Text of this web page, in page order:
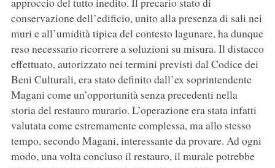
conservazione dell’edificio, unito alla presenza di sali nei
muri e all’umidità tipica del contesto lagunare, ha dunque
reso necessario ricorrere a soluzioni su misura. Il distacco
effettuato, autorizzato nei termini previsti dal Codice dei
Beni Culturali, era stato definito dall’ex soprintendente
Magani come un’opportunità senza precedenti nella
storia del restauro murario. L’operazione era stata infatti
valutata come estremamente complessa, ma allo stesso
tempo, secondo Magani, interessante da provare. Ad ogni
modo, una volta concluso il restauro, il murale potrebbe